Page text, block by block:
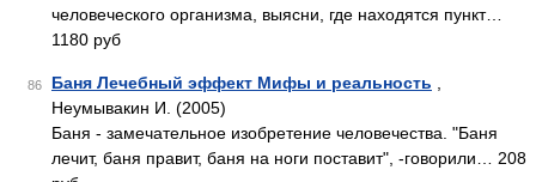
человеческого организма, выясни, где находятся пункт…
1180 руб
86 Баня Лечебный эффект Мифы и реальность
Неумывакин И. (2005)
Баня - замечательное изобретение человечества. "Баня
лечит, баня правит, баня на ноги поставит", -говорили… 208